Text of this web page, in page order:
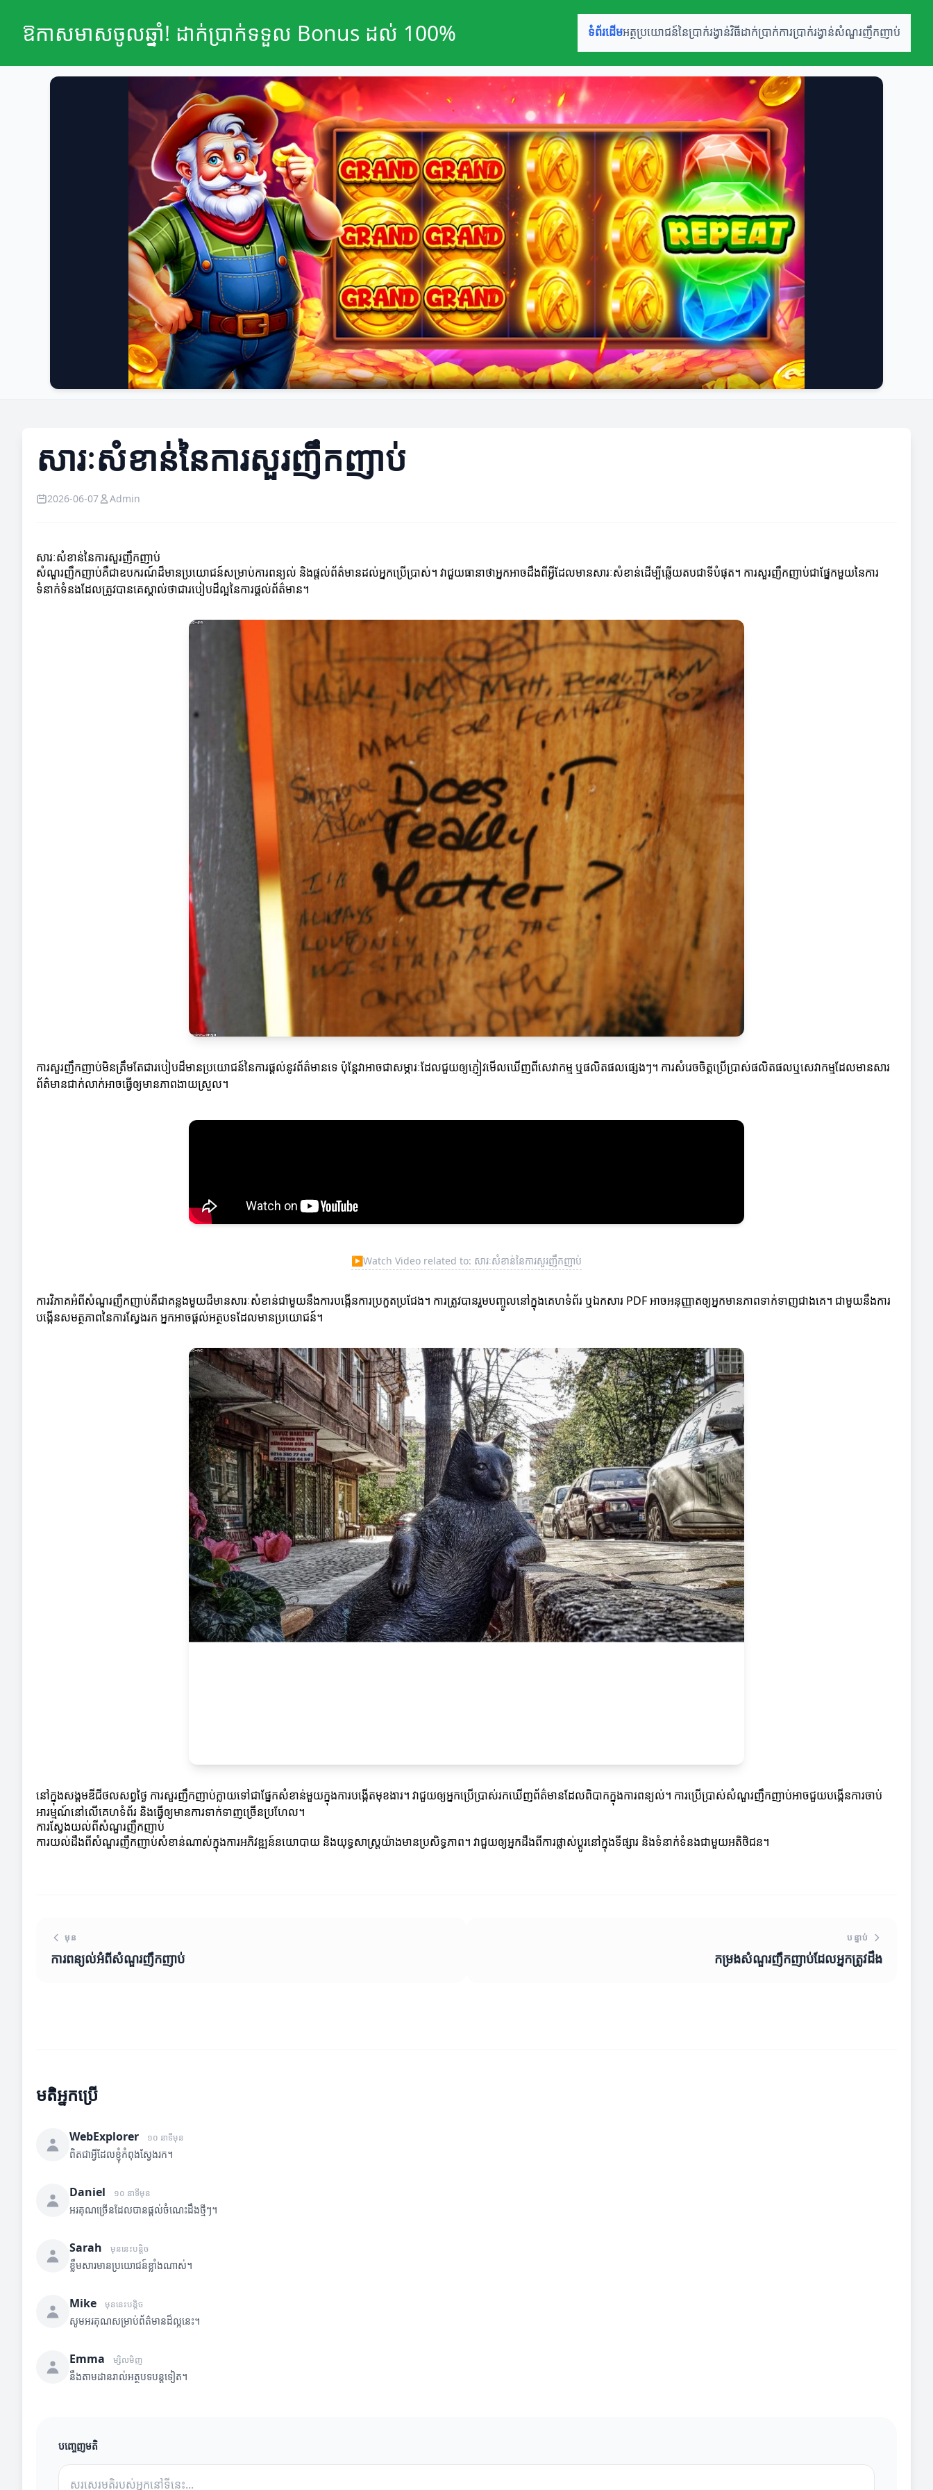
ឱកាសមាសចូលឆ្នាំ! ដាក់ប្រាក់ទទួល Bonus ដល់ 100% ទំព័រដើមអត្ថប្រយោជន៍នៃប្រាក់រង្វាន់វិធីដាក់ប្រាក់ការប្រាក់រង្វាន់សំណួរញឹកញាប់
សារៈសំខាន់នៃការសួរញឹកញាប់
2026-06-07 Admin
សារៈសំខាន់នៃការសួរញឹកញាប់
សំណួរញឹកញាប់គឺជាឧបករណ៍ដ៏មានប្រយោជន៍សម្រាប់ការពន្យល់ និងផ្តល់ព័ត៌មានដល់អ្នកប្រើប្រាស់។ វាជួយធានាថាអ្នកអាចដឹងពីអ្វីដែលមានសារៈសំខាន់ដើម្បីឆ្លើយតបជាទីបំផុត។ ការសួរញឹកញាប់ជាផ្នែកមួយនៃការ
ទំនាក់ទំនងដែលត្រូវបានគេស្គាល់ថាជារបៀបដ៏ល្អនៃការផ្តល់ព័ត៌មាន។
ការសួរញឹកញាប់មិនត្រឹមតែជារបៀបដ៏មានប្រយោជន៍នៃការផ្តល់នូវព័ត៌មានទេ ប៉ុន្តែវាអាចជាសម្ភារៈដែលជួយឲ្យភ្ញៀវមើលឃើញពីសេវាកម្ម ឬផលិតផលផ្សេងៗ។ ការសំរេចចិត្តប្រើប្រាស់ផលិតផលឬសេវាកម្មដែលមានសារ
ព័ត៌មានជាក់លាក់អាចធ្វើឲ្យមានភាពងាយស្រួល។
▶Watch Video related to: សារៈសំខាន់នៃការសួរញឹកញាប់
ការវិភាគអំពីសំណួរញឹកញាប់គឺជាគន្លងមួយដ៏មានសារៈសំខាន់ជាមួយនឹងការបង្កើនការប្រកួតប្រជែង។ ការត្រូវបានរួមបញ្ចូលនៅក្នុងគេហទំព័រ ឬឯកសារ PDF អាចអនុញ្ញាតឲ្យអ្នកមានភាពទាក់ទាញជាងគេ។ ជាមួយនឹងការ
បង្កើនសមត្ថភាពនៃការស្វែងរក អ្នកអាចផ្តល់អត្ថបទដែលមានប្រយោជន៍។
នៅក្នុងសង្គមឌីជីថលសព្វថ្ងៃ ការសួរញឹកញាប់ក្លាយទៅជាផ្នែកសំខាន់មួយក្នុងការបង្កើតមុខងារ។ វាជួយឲ្យអ្នកប្រើប្រាស់រកឃើញព័ត៌មានដែលពិបាកក្នុងការពន្យល់។ ការប្រើប្រាស់សំណួរញឹកញាប់អាចជួយបង្កើនការចាប់
អារម្មណ៍នៅលើគេហទំព័រ និងធ្វើឲ្យមានការទាក់ទាញច្រើនប្រហែល។
ការស្វែងយល់ពីសំណួរញឹកញាប់
ការយល់ដឹងពីសំណួរញឹកញាប់សំខាន់ណាស់ក្នុងការអភិវឌ្ឍន៍នយោបាយ និងយុទ្ធសាស្ត្រយ៉ាងមានប្រសិទ្ធភាព។ វាជួយឲ្យអ្នកដឹងពីការផ្លាស់ប្តូរនៅក្នុងទីផ្សារ និងទំនាក់ទំនងជាមួយអតិថិជន។
មុន
ការពន្យល់អំពីសំណួរញឹកញាប់
បន្ទាប់
កម្រងសំណួរញឹកញាប់ដែលអ្នកត្រូវដឹង
មតិអ្នកប្រើ
WebExplorer ១០ នាទីមុន
ពិតជាអ្វីដែលខ្ញុំកំពុងស្វែងរក។
Daniel ១០ នាទីមុន
អរគុណច្រើនដែលបានផ្តល់ចំណេះដឹងថ្មីៗ។
Sarah មុននេះបន្តិច
ខ្លឹមសារមានប្រយោជន៍ខ្លាំងណាស់។
Mike មុននេះបន្តិច
សូមអរគុណសម្រាប់ព័ត៌មានដ៏ល្អនេះ។
Emma ម្សិលមិញ
នឹងតាមដានរាល់អត្ថបទបន្តទៀត។
បញ្ចេញមតិ